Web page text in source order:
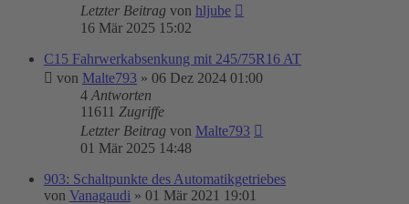
Letzter Beitrag von hljube
16 Mär 2025 15:02
C15 Fahrwerkabsenkung mit 245/75R16 AT
von Malte793 » 06 Dez 2024 01:00
4 Antworten
11611 Zugriffe
Letzter Beitrag von Malte793
01 Mär 2025 14:48
903: Schaltpunkte des Automatikgetriebes
von Vanagaudi » 01 Mär 2021 19:01